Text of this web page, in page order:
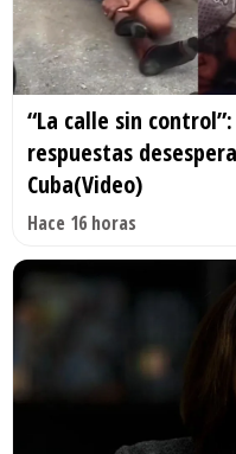
“La calle sin
respuestas
Cuba(Video)
Hace 16 horas